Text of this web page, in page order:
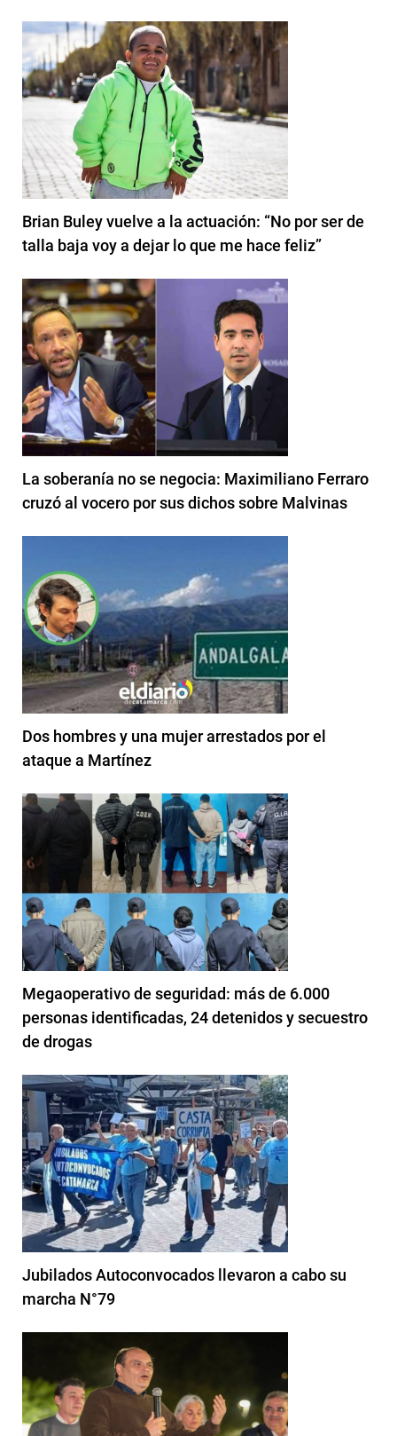
Brian Buley vuelve a la actuación: “No por ser de
talla baja voy a dejar lo que me hace feliz”
La soberanía no se negocia: Maximiliano Ferraro
cruzó al vocero por sus dichos sobre Malvinas
Dos hombres y una mujer arrestados por el
ataque a Martínez
Megaoperativo de seguridad: más de 6.000
personas identificadas, 24 detenidos y secuestro
de drogas
Jubilados Autoconvocados llevaron a cabo su
marcha N°79